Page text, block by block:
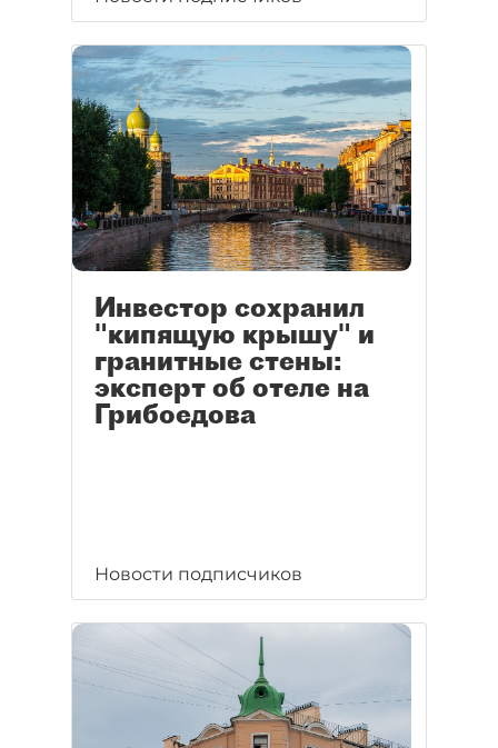
Инвестор сохранил
"кипящую крышу" и
гранитные стены:
эксперт об отеле на
Грибоедова
Новости подписчиков